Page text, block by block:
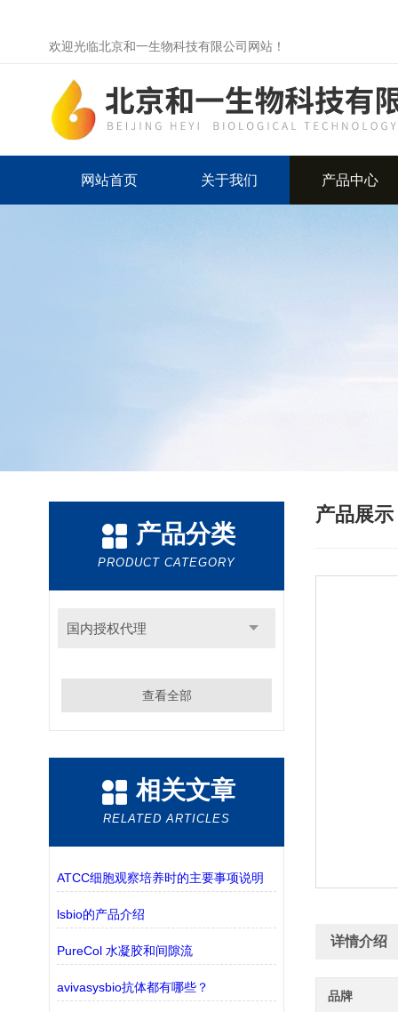
欢迎光临北京和一生物科技有限公司网站！
网站首页 关于我们 产品中心
产品分类
PRODUCT CATEGORY
国内授权代理
查看全部
相关文章
RELATED ARTICLES
ATCC细胞观察培养时的主要事项说明
lsbio的产品介绍
PureCol 水凝胶和间隙流
avivasysbio抗体都有哪些？
产品展示
详情介绍
品牌